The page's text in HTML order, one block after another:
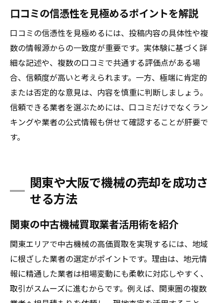
口コミの信憑性を見極めるポイントを解説
口コミの信憑性を見極めるには、投稿内容の具体性や複
数の情報源からの一致度が重要です。実体験に基づく詳
細な記述や、複数の口コミで共通する評価点がある場
合、信頼度が高いと考えられます。一方、極端に肯定的
または否定的な意見は、内容を慎重に判断しましょう。
信頼できる業者を選ぶためには、口コミだけでなくラン
キングや業者の公式情報も併せて確認することが肝要で
す。
関東や大阪で機械の売却を成功さ
せる方法
関東の中古機械買取業者活用術を紹介
関東エリアで中古機械の高価買取を実現するには、地域
に根ざした業者の選定がポイントです。理由は、地元情
報に精通した業者は相場変動にも柔軟に対応しやすく、
取引がスムーズに進むからです。例えば、関東圏の複数